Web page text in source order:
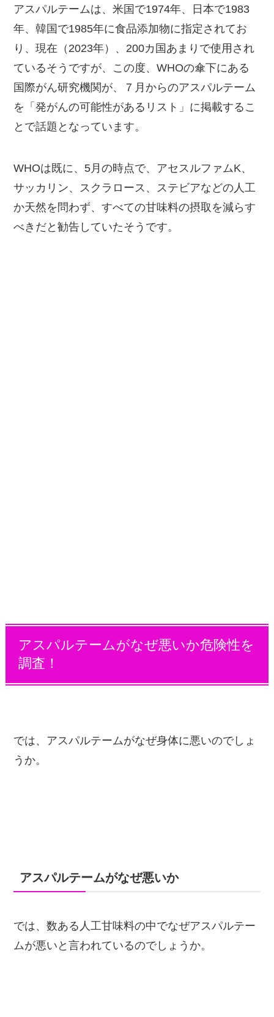
アスパルテームは、米国で1974年、日本で1983
年、韓国で1985年に食品添加物に指定されてお
り、現在（2023年）、200カ国あまりで使用され
ているそうですが、この度、WHOの傘下にある
国際がん研究機関が、７月からのアスパルテーム
を「発がんの可能性があるリスト」に掲載するこ
とで話題となっています。
WHOは既に、5月の時点で、アセスルファムK、
サッカリン、スクラロース、ステビアなどの人工
か天然を問わず、すべての甘味料の摂取を減らす
べきだと勧告していたそうです。
アスパルテームがなぜ悪いか危険性を
調査！
では、アスパルテームがなぜ身体に悪いのでしょ
うか。
アスパルテームがなぜ悪いか
では、数ある人工甘味料の中でなぜアスパルテー
ムが悪いと言われているのでしょうか。